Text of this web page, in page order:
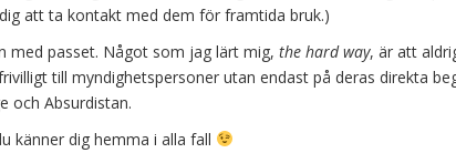
att ta kontakt med dem för framtida bruk.)
med passet. Något som jag lärt mig, the hard way, är att
till myndighetspersoner utan endast på deras direkta
och Absurdistan.
känner dig hemma i alla fall